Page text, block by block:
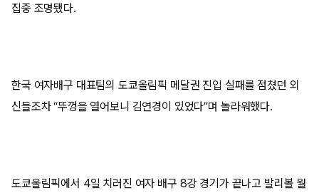
집중 조명됐다.
한국 여자배구 대표팀의 도쿄올림픽 메달권 진입 실패를 점쳤던 외
신들조차 “뚜껑을 열어보니 김연경이 있었다”며 놀라워했다.
도쿄올림픽에서 4일 치러진 여자 배구 8강 경기가 끝나고 발리볼 월